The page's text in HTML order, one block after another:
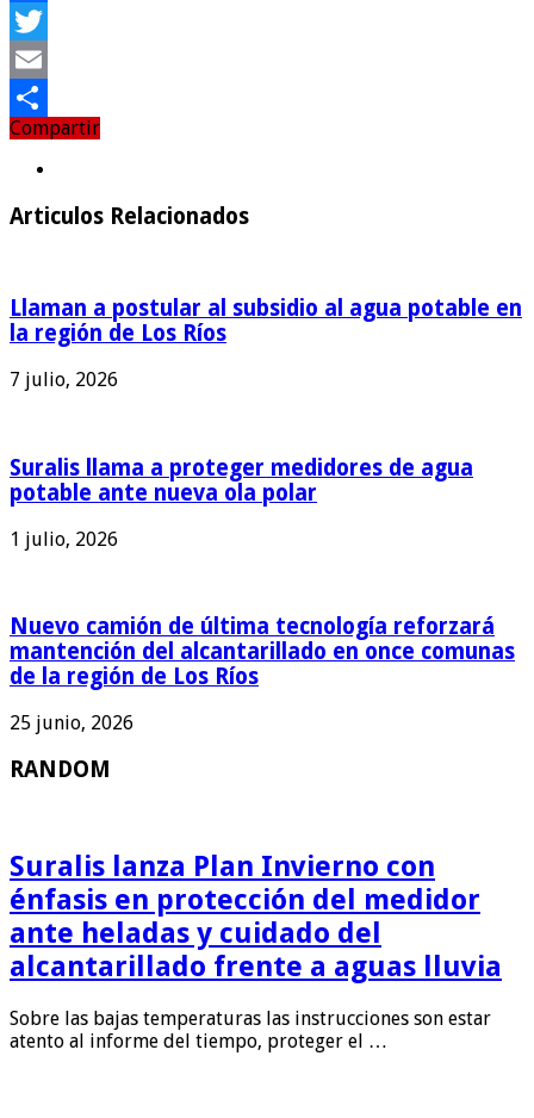
Facebook
Twitter
Email
Compartir
Compartir
Articulos Relacionados
Llaman a postular al subsidio al agua potable en
la región de Los Ríos
7 julio, 2026
Suralis llama a proteger medidores de agua
potable ante nueva ola polar
1 julio, 2026
Nuevo camión de última tecnología reforzará
mantención del alcantarillado en once comunas
de la región de Los Ríos
25 junio, 2026
RANDOM
Suralis lanza Plan Invierno con
énfasis en protección del medidor
ante heladas y cuidado del
alcantarillado frente a aguas lluvia
Sobre las bajas temperaturas las instrucciones son estar
atento al informe del tiempo, proteger el …